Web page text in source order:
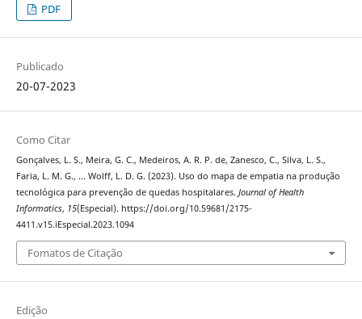
PDF
Publicado
20-07-2023
Como Citar
Gonçalves, L. S., Meira, G. C., Medeiros, A. R. P. de, Zanesco, C., Silva, L. S.,
Faria, L. M. G., … Wolff, L. D. G. (2023). Uso do mapa de empatia na produção
tecnológica para prevenção de quedas hospitalares. Journal of Health
Informatics, 15(Especial). https://doi.org/10.59681/2175-
4411.v15.iEspecial.2023.1094
Fomatos de Citação
Edição